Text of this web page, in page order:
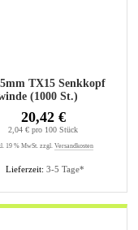
Senkkopf
(1000 St.)
Lieferzeit: 3-5 Tage*
20,42 €
2,04 € pro 100 Stück
19 % MwSt. zzgl. Versandkosten